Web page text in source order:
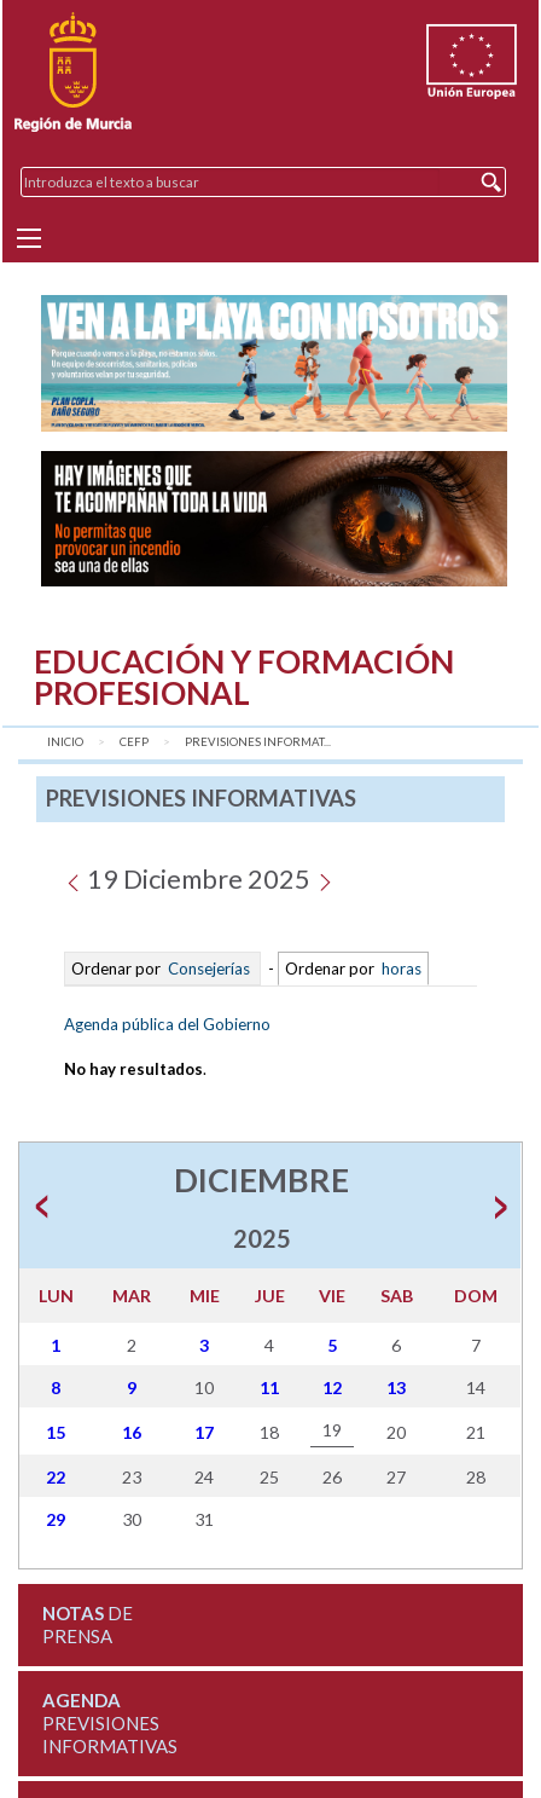
EDUCACIÓN Y FORMACIÓN
PROFESIONAL
INICIO CEFP AQUÍ:
PREVISIONES INFORMAT...
PREVISIONES INFORMATIVAS
19 Diciembre 2025
Ordenar por Consejerías - Ordenar por horas
Agenda pública del Gobierno
No hay resultados.
DICIEMBRE
2025
LUN MAR MIE JUE VIE SAB DOM
1 2 3 4 5 6 7
8 9 10 11 12 13 14
15 16 17 18 19 20 21
22 23 24 25 26 27 28
29 30 31
NOTASDE
PRENSA
AGENDA
PREVISIONES
INFORMATIVAS